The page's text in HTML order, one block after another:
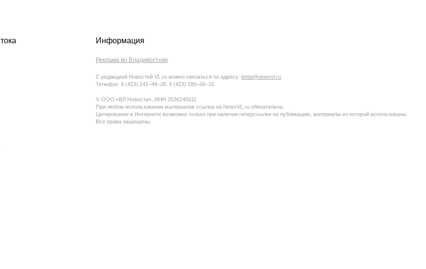
Информация
Реклама во Владивостоке
С редакцией Новостей VL.ru можно связаться по адресу: lenta@newsvl.ru
Телефон: 8 (423) 241−49−26, 8 (423) 280−66−15
© ООО «ВЛ Новости», ИНН 2536240311
При любом использовании материалов ссылка на NewsVL.ru обязательна.
Цитирование в Интернете возможно только при наличии гиперссылки на публикацию, материалы из которой использованы.
Все права защищены.